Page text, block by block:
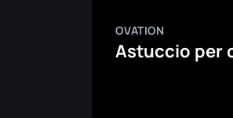
OVATION
Astuccio per